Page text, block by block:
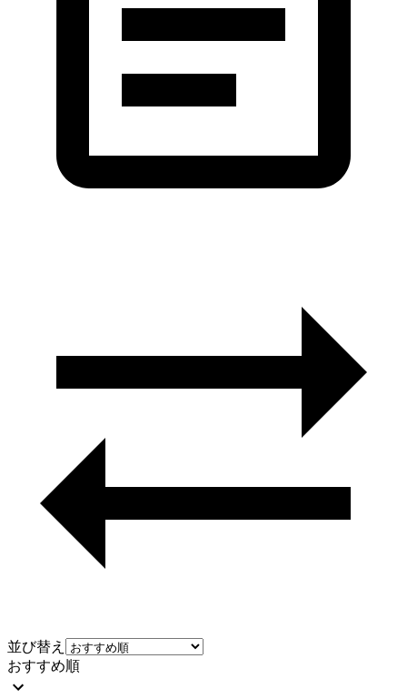
並び替え
おすすめ順